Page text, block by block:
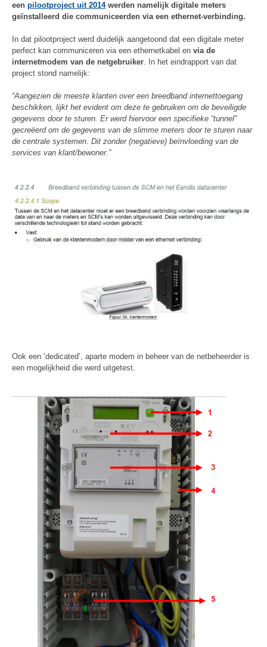
een pilootproject uit 2014werden namelijk digitale meters
geïnstalleerd die communiceerden via een ethernet-verbinding.
In dat pilootproject werd duidelijk aangetoond dat een digitale meter
perfect kan communiceren via een ethernetkabel en via de
internetmodem van de netgebruiker. In het eindrapport van dat
project stond namelijk:
“Aangezien de meeste klanten over een breedband internettoegang
beschikken, lijkt het evident om deze te gebruiken om de beveiligde
gegevens door te sturen. Er werd hiervoor een specifieke “tunnel”
gecreëerd om de gegevens van de slimme meters door te sturen naar
de centrale systemen. Dit zonder (negatieve) beïnvloeding van de
services van klant/bewoner.”
Ook een ‘dedicated’, aparte modem in beheer van de netbeheerder is
een mogelijkheid die werd uitgetest.